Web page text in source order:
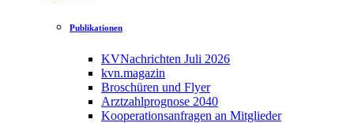
Publikationen
KVNachrichten Juli 2026
kvn.magazin
Broschüren und Flyer
Arztzahlprognose 2040
Kooperationsanfragen an Mitglieder